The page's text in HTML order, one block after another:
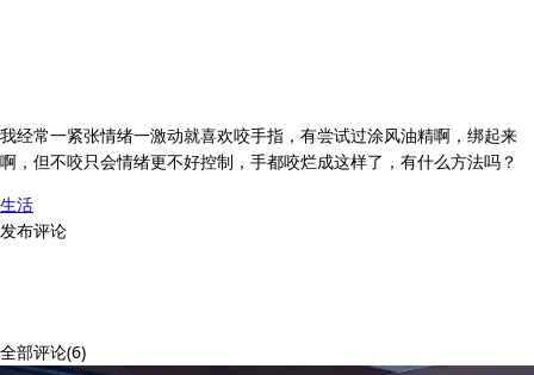
我经常一紧张情绪一激动就喜欢咬手指，有尝试过涂风油精啊，绑起来
啊，但不咬只会情绪更不好控制，手都咬烂成这样了，有什么方法吗？
生活
发布评论
全部评论(6)